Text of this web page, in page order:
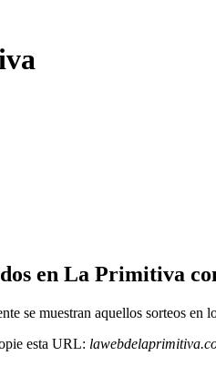
en La Primitiva
se muestran aquellos sorteos en
esta URL: